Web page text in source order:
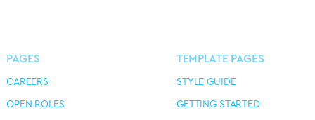
PAGES
CAREERS
OPEN ROLES
TEMPLATE PAGES
STYLE GUIDE
GETTING STARTED